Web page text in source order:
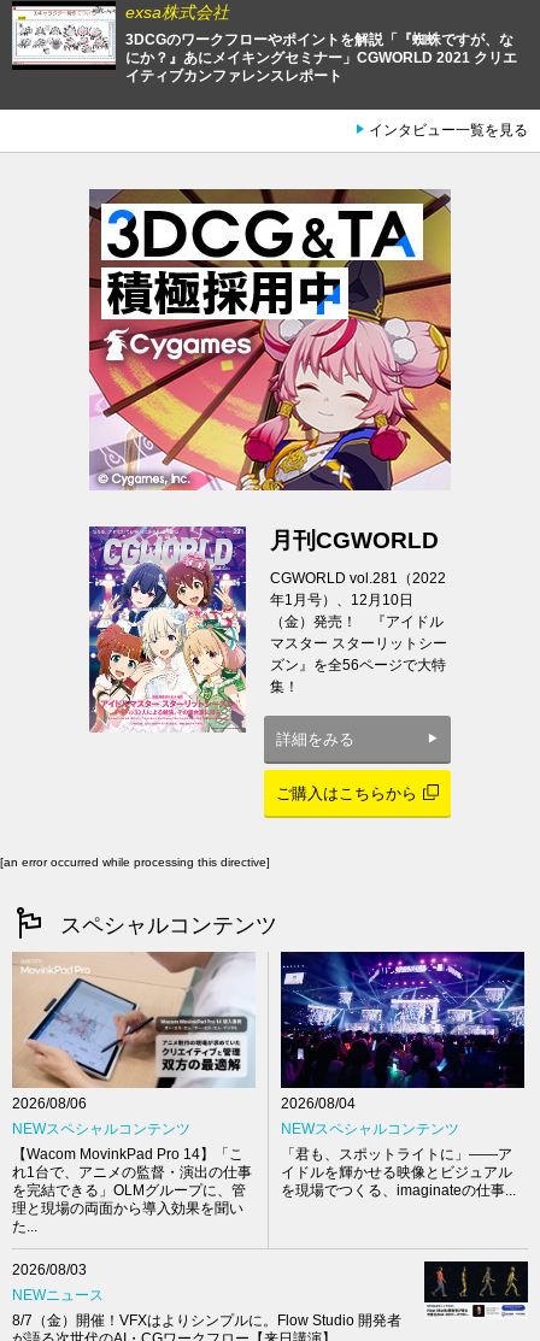
exsa株式会社
3DCGのワークフローやポイントを解説「『蜘蛛ですが、な
にか？』あにメイキングセミナー」CGWORLD 2021 クリエ
イティブカンファレンスレポート
インタビュー一覧を見る
月刊CGWORLD
CGWORLD vol.281（2022
年1月号）、12月10日
（金）発売！ 『アイドル
マスター スターリットシー
ズン』を全56ページで大特
集！
詳細をみる
ご購入はこちらから
[an error occurred while processing this directive]
スペシャルコンテンツ
2026/08/06
NEWスペシャルコンテンツ
【Wacom MovinkPad Pro 14】「こ
れ1台で、アニメの監督・演出の仕事
を完結できる」OLMグループに、管
理と現場の両面から導入効果を聞い
た...
2026/08/04
NEWスペシャルコンテンツ
「君も、スポットライトに」――ア
イドルを輝かせる映像とビジュアル
を現場でつくる、imaginateの仕事...
2026/08/03
NEWニュース
8/7（金）開催！VFXはよりシンプルに。Flow Studio 開発者